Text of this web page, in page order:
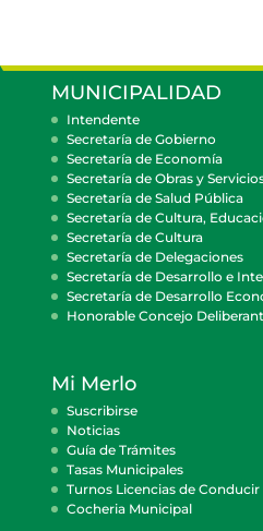
MUNICIPALIDAD
Intendente
Secretaría de Gobierno
Secretaría de Economía
Secretaría de Obras y
Secretaría de Salud Pública
Secretaría de Cultura,
Secretaría de Cultura
Secretaría de Delegaciones
Secretaría de Desarrollo e
Secretaría de Desarrollo
Honorable Concejo
Mi Merlo
Suscribirse
Noticias
Guía de Trámites
Tasas Municipales
Turnos Licencias de Conducir
Cocheria Municipal